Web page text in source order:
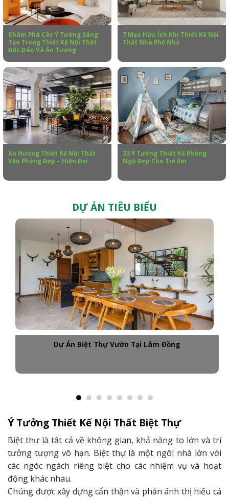
Khám Phá Các Ý Tưởng Sáng
Tạo Trong Thiết Kế Nội Thất
Độc Đáo Và Ấn Tượng
7 Mẹo Hữu Ích Khi Thiết Kế Nội
Thất Nhà Phố Nhỏ
Xu Hướng Thiết Kế Nội Thất
Văn Phòng Đẹp – Hiện Đại
33 Ý Tưởng Thiết Kế Phòng
Ngủ Đẹp Cho Trẻ Em
DỰ ÁN TIÊU BIỂU
Dự Án Biệt Thự Vườn Tại Lâm Đồng
Ý Tưởng Thiết Kế Nội Thất Biệt Thự
Biệt thự là tất cả về không gian, khả năng to lớn và trí
tưởng tượng vô hạn. Biệt thự là một ngôi nhà lớn với
các ngóc ngách riêng biệt cho các nhiệm vụ và hoạt
động khác nhau.
Chúng được xây dựng cẩn thận và phản ánh thị hiếu cá